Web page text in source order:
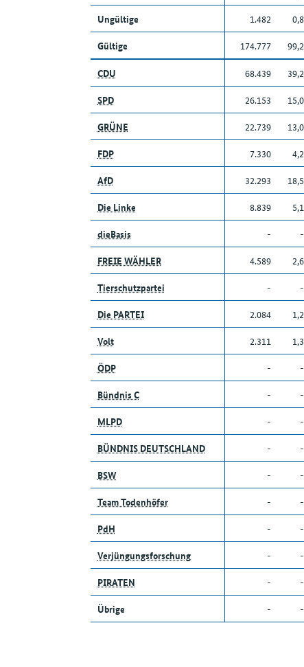
Ungültige
1.482 0,8
Gültige
174.777 99,2
CDU
68.439 39,2
SPD
26.153 15,0
GRÜNE
22.739 13,0
FDP
7.330 4,2
AfD
32.293 18,5
Die Linke
8.839 5,1
dieBasis
- -
FREIE WÄHLER
4.589 2,6
Tierschutzpartei
- -
Die PARTEI
2.084 1,2
Volt
2.311 1,3
ÖDP
- -
Bündnis C
- -
MLPD
- -
BÜNDNIS DEUTSCHLAND
- -
BSW
- -
Team Todenhöfer
- -
PdH
- -
Verjüngungsforschung
- -
PIRATEN
- -
Übrige
- -